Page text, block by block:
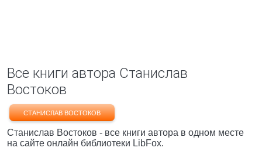
Все книги автора Станислав
Востоков
СТАНИСЛАВ ВОСТОКОВ
Станислав Востоков - все книги автора в одном месте
на сайте онлайн библиотеки LibFox.